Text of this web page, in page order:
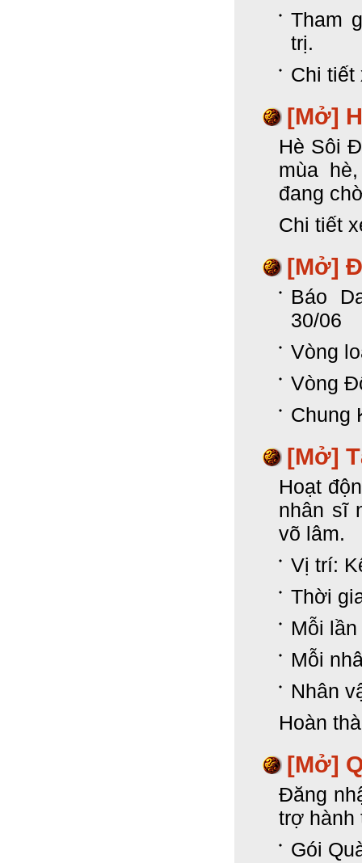
Tham
trị.
Chi tiết
[Mở]
Hè Sôi
mùa
đang
Chi tiết
[Mở]
Báo
30/06
Vòng
Vòng
Chung
[Mở]
Hoạt
nhân sĩ
võ lâm.
Vị trí:
Thời
Mỗi
Mỗi
Nhân
Hoàn
[Mở]
Đăng
trợ hành
Gói